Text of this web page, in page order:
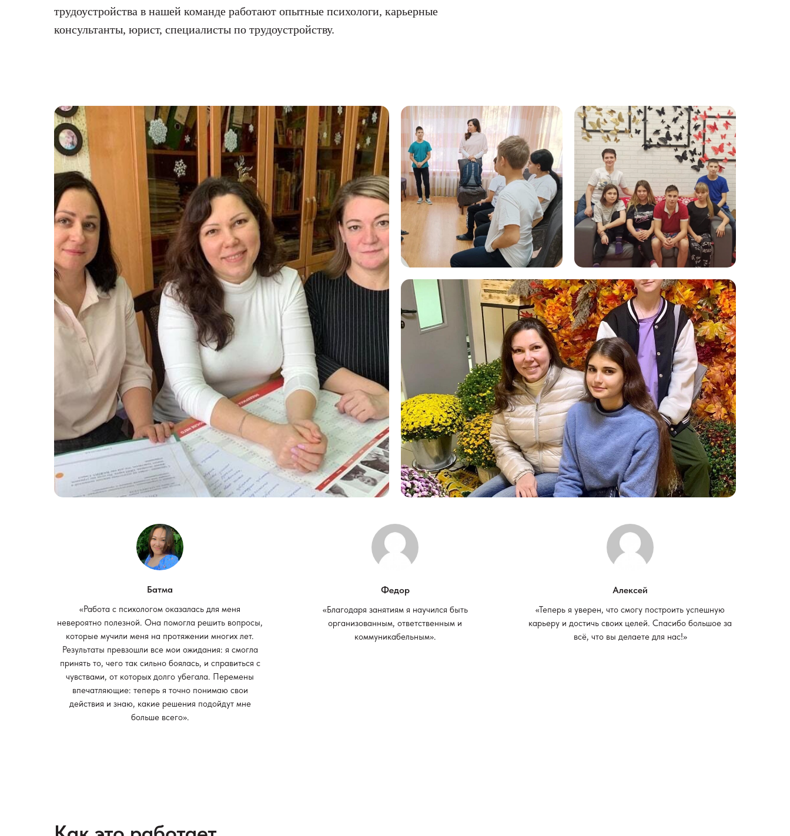
трудоустройства в нашей команде работают опытные психологи, карьерные
консультанты, юрист, специалисты по трудоустройству.
Батма
«Работа с психологом оказалась для меня
невероятно полезной. Она помогла решить вопросы,
которые мучили меня на протяжении многих лет.
Результаты превзошли все мои ожидания: я смогла
принять то, чего так сильно боялась, и справиться с
чувствами, от которых долго убегала. Перемены
впечатляющие: теперь я точно понимаю свои
действия и знаю, какие решения подойдут мне
больше всего».
Федор
«Благодаря занятиям я научился быть
организованным, ответственным и
коммуникабельным».
Алексей
«Теперь я уверен, что смогу построить успешную
карьеру и достичь своих целей. Спасибо большое за
всё, что вы делаете для нас!»